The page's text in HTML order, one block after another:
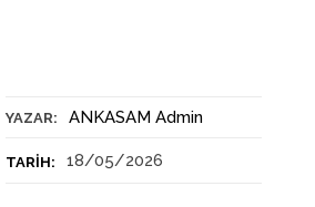
YAZAR: ANKASAM Admin
TARIH: 18/05/2026